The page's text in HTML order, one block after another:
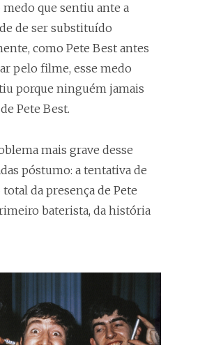
que sentiu ante a
de ser substituído
como Pete Best antes
pelo filme, esse medo
porque ninguém jamais
Pete Best.
mais grave desse
póstumo: a tentativa de
da presença de Pete
baterista, da história